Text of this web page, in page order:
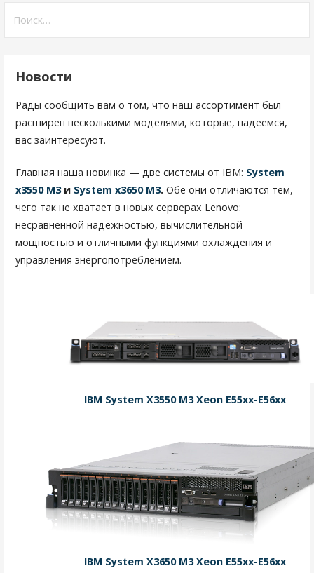
в
ц
и
п
о
а
Новости
Рады сообщить вам о том, что наш ассортимент был
расширен несколькими моделями, которые, надеемся,
вас заинтересуют.
Главная наша новинка — две системы от IBM: System
x3550 M3и System x3650 M3. Обе они отличаются тем,
чего так не хватает в новых серверах Lenovo:
несравненной надежностью, вычислительной
мощностью и отличными функциями охлаждения и
управления энергопотреблением.
IBM System X3550 M3 Xeon E55xx-E56xx
IBM System X3650 M3 Xeon E55xx-E56xx